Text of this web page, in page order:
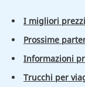
I migliori
Prossime
Informazioni
Trucchi per